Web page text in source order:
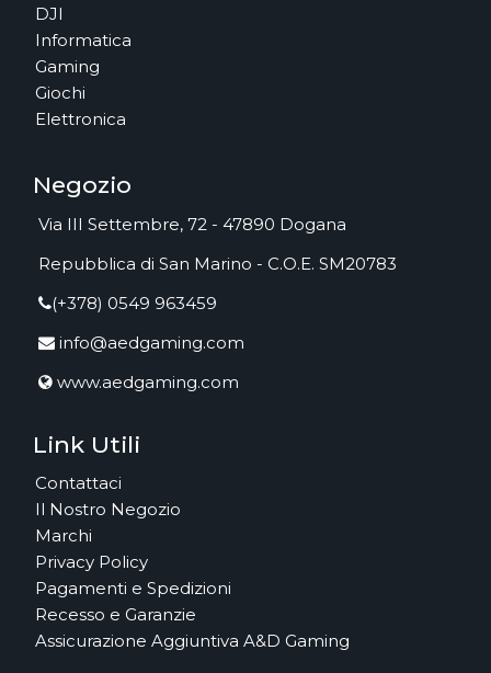
DJI
Informatica
Gaming
Giochi
Elettronica
Negozio
Via III Settembre, 72 - 47890 Dogana
Repubblica di San Marino - C.O.E. SM20783
(+378) 0549 963459
info@aedgaming.com
www.aedgaming.com
Link Utili
Contattaci
Il Nostro Negozio
Marchi
Privacy Policy
Pagamenti e Spedizioni
Recesso e Garanzie
Assicurazione Aggiuntiva A&D Gaming